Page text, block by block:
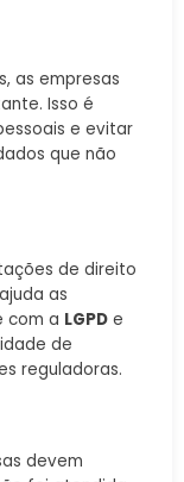
as empresas
Isso é
e evitar
que não
de direito
as
com a LGPD e
de
reguladoras.
devem